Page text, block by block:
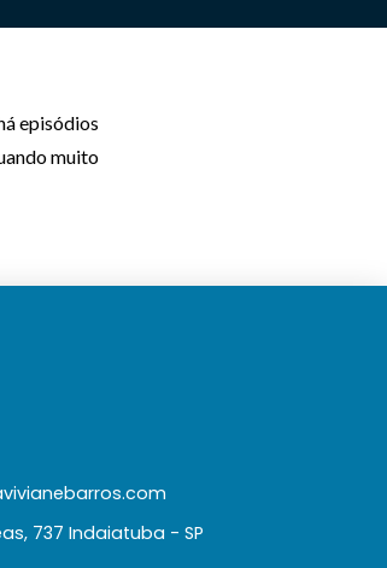
episódios
muito
737 Indaiatuba - SP